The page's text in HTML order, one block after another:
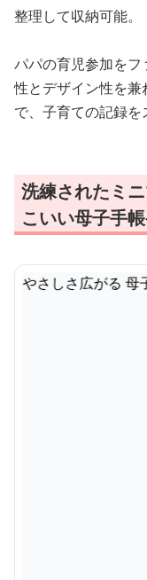
整理して収納可能。
パパの育児参加を
性とデザイン性を
で、子育ての記録を
洗練されたミ
こいい母子手